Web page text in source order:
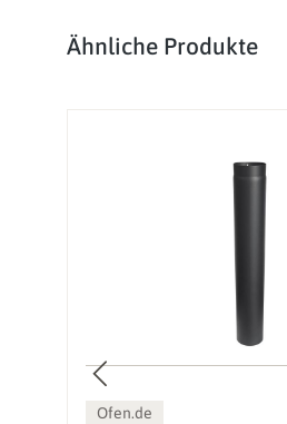
Produktgalerie überspringen
Ähnliche Produkte
Ofen.de